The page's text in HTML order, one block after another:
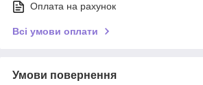
Оплата на рахунок
Всі умови оплати
Умови повернення